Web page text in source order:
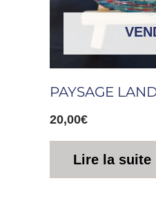
PAYSAGE
20,00€
Lire la suite